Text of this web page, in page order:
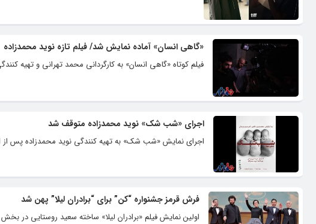
«گاهی انسان» آماده نمایش شد/ فیلم تازه نوید محمدزاده
فیلم کوتاه «گاهی انسان» به کارگردانی محمد تهرانی و تهیه
اجرای «شب شک» نوید محمدزاده متوقف شد
اجرای نمایش «شب شک» به تهیه کنندگی نوید محمدزاده پس از
فرش قرمز جشنواره “کن” برای “برادران لیلا” پهن شد
اولین نمایش فیلم «برادران لیلا» ساخته سعید روستایی در